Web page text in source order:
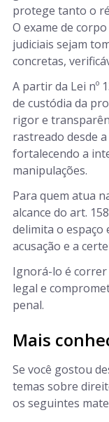
protege tanto o
O exame de
judiciais sejam
concretas,
A partir da Lei nº
de custódia da
rigor e
rastreado desde
fortalecendo a
manipulações.
Para quem atua
alcance do art.
delimita o espaço
acusação e a
Ignorá-lo é correr
legal e
penal.
Mais
Se você gostou
temas sobre
os seguintes